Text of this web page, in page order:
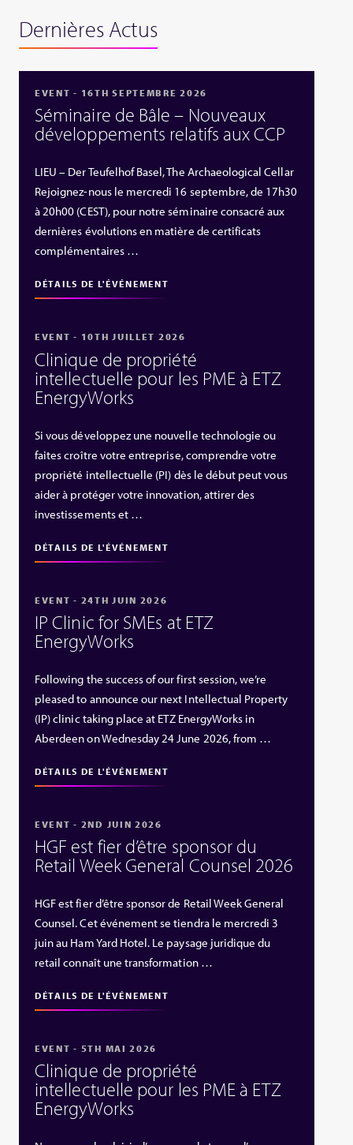
Dernières Actus
EVENT - 16TH SEPTEMBRE 2026
Séminaire de Bâle – Nouveaux
développements relatifs aux CCP
LIEU – Der Teufelhof Basel, The Archaeological Cellar
Rejoignez-nous le mercredi 16 septembre, de 17h30
à 20h00 (CEST), pour notre séminaire consacré aux
dernières évolutions en matière de certificats
complémentaires …
DÉTAILS DE L'ÉVÉNEMENT
EVENT - 10TH JUILLET 2026
Clinique de propriété
intellectuelle pour les PME à ETZ
EnergyWorks
Si vous développez une nouvelle technologie ou
faites croître votre entreprise, comprendre votre
propriété intellectuelle (PI) dès le début peut vous
aider à protéger votre innovation, attirer des
investissements et …
DÉTAILS DE L'ÉVÉNEMENT
EVENT - 24TH JUIN 2026
IP Clinic for SMEs at ETZ
EnergyWorks
Following the success of our first session, we’re
pleased to announce our next Intellectual Property
(IP) clinic taking place at ETZ EnergyWorks in
Aberdeen on Wednesday 24 June 2026, from …
DÉTAILS DE L'ÉVÉNEMENT
EVENT - 2ND JUIN 2026
HGF est fier d’être sponsor du
Retail Week General Counsel 2026
HGF est fier d’être sponsor de Retail Week General
Counsel. Cet événement se tiendra le mercredi 3
juin au Ham Yard Hotel. Le paysage juridique du
retail connaît une transformation …
DÉTAILS DE L'ÉVÉNEMENT
EVENT - 5TH MAI 2026
Clinique de propriété
intellectuelle pour les PME à ETZ
EnergyWorks